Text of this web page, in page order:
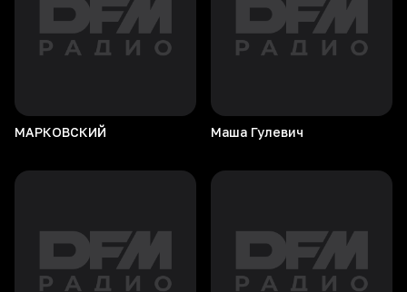
МАРКОВСКИЙ Маша Гулевич